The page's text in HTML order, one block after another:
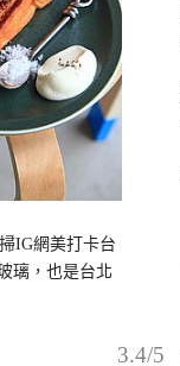
IG網美打卡台
璃，也是台北
3.4/5